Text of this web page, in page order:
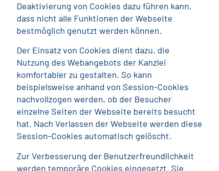
Deaktivierung von Cookies dazu führen kann,
dass nicht alle Funktionen der Webseite
bestmöglich genutzt werden können.
Der Einsatz von Cookies dient dazu, die
Nutzung des Webangebots der Kanzlei
komfortabler zu gestalten. So kann
beispielsweise anhand von Session-Cookies
nachvollzogen werden, ob der Besucher
einzelne Seiten der Webseite bereits besucht
hat. Nach Verlassen der Webseite werden diese
Session-Cookies automatisch gelöscht.
Zur Verbesserung der Benutzerfreundlichkeit
werden temporäre Cookies eingesetzt. Sie